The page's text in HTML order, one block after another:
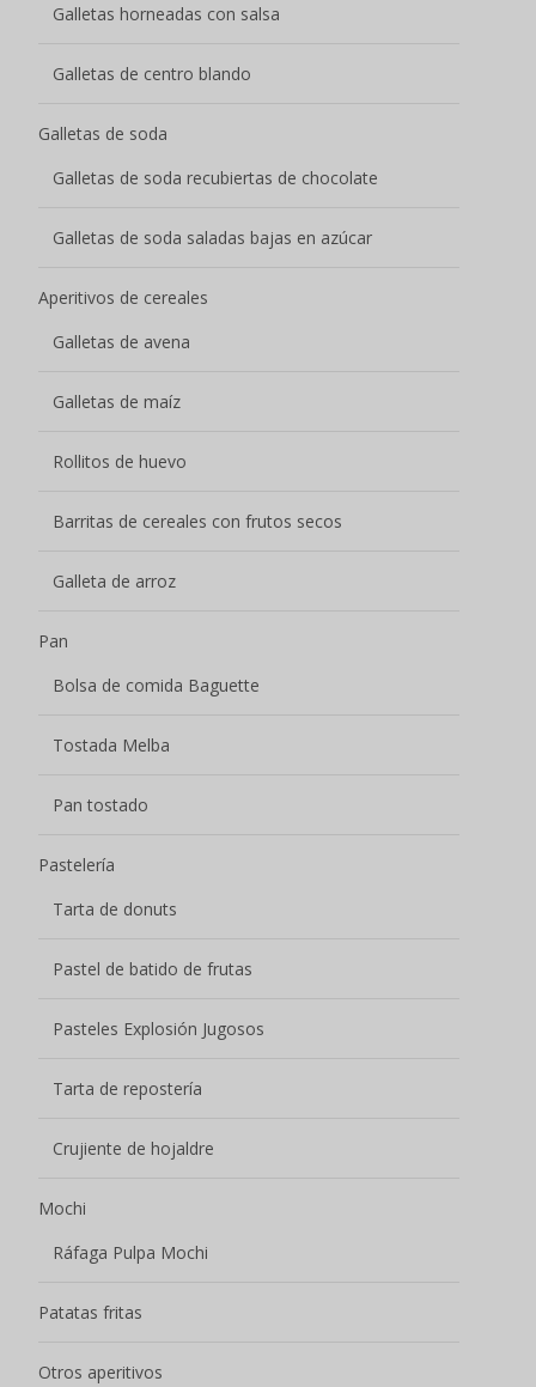
Galletas horneadas con salsa
Galletas de centro blando
Galletas de soda
Galletas de soda recubiertas de chocolate
Galletas de soda saladas bajas en azúcar
Aperitivos de cereales
Galletas de avena
Galletas de maíz
Rollitos de huevo
Barritas de cereales con frutos secos
Galleta de arroz
Pan
Bolsa de comida Baguette
Tostada Melba
Pan tostado
Pastelería
Tarta de donuts
Pastel de batido de frutas
Pasteles Explosión Jugosos
Tarta de repostería
Crujiente de hojaldre
Mochi
Ráfaga Pulpa Mochi
Patatas fritas
Otros aperitivos